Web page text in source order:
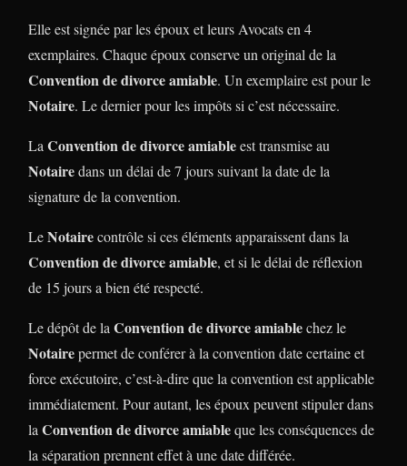
Elle est signée par les époux et leurs Avocats en 4
exemplaires. Chaque époux conserve un original de la
Convention de divorce amiable. Un exemplaire est pour le
Notaire. Le dernier pour les impôts si c’est nécessaire.
LaConvention de divorce amiableest transmise au
Notairedans un délai de 7 jours suivant la date de la
signature de la convention.
LeNotairecontrôle si ces éléments apparaissent dans la
Convention de divorce amiable, et si le délai de réflexion
de 15 jours a bien été respecté.
Le dépôt de laConvention de divorce amiablechez le
Notairepermet de conférer à la convention date certaine et
force exécutoire, c’est-à-dire que la convention est applicable
immédiatement. Pour autant, les époux peuvent stipuler dans
laConvention de divorce amiableque les conséquences de
la séparation prennent effet à une date différée.